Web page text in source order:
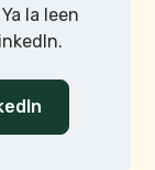
la leen